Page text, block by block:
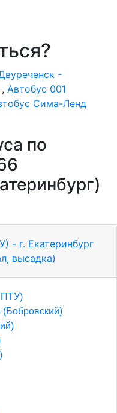
-
, Автобус 001
Сима-Ленд
по
- г. Екатеринбург
высадка)
(Бобровский)